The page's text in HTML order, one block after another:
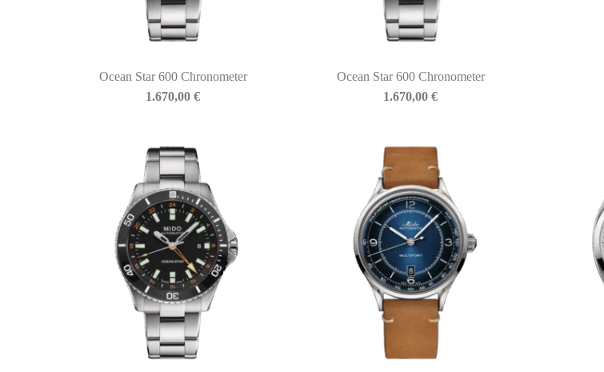
Ocean Star 600 Chronometer
1.670,00€
Ocean Star 600 Chronometer
1.670,00€
BIASINI JEWELRY
39012 Merano (BZ) – Italy
Telefono: +39 0473 236173
info@biasinijewelry.it
P.IVA: IT01508870217
QUICKLINKS
Newsletter